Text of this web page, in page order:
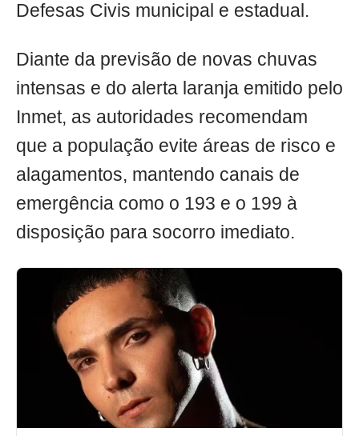
Defesas Civis municipal e estadual.
Diante da previsão de novas chuvas
intensas e do alerta laranja emitido pelo
Inmet, as autoridades recomendam
que a população evite áreas de risco e
alagamentos, mantendo canais de
emergência como o 193 e o 199 à
disposição para socorro imediato.